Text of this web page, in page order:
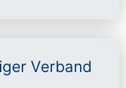
Verband